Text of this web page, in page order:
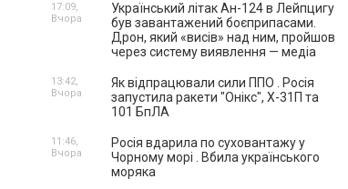
Український літак Ан-124 в Лейпцигу
був завантажений боєприпасами.
Дрон, який «висів» над ним, пройшов
через систему виявлення — медіа
17:09,
Вчора
Як відпрацювали сили ППО . Росія
запустила ракети "Онікс", Х-31П та
101 БпЛА
13:42,
Вчора
Росія вдарила по суховантажу у
Чорному морі . Вбила українського
моряка
11:46,
Вчора